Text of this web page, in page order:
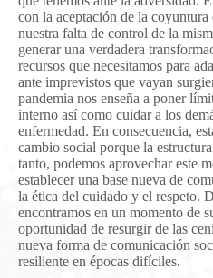
con la aceptación de la
nuestra falta de control de la
generar una verdadera
recursos que necesitamos para
ante imprevistos que vayan
pandemia nos enseña a poner
interno así como cuidar a los
enfermedad. En consecuencia,
cambio social porque la
tanto, podemos aprovechar este
establecer una base nueva de
la ética del cuidado y el respeto.
encontramos en un momento de
oportunidad de resurgir de las
nueva forma de comunicación
resiliente en épocas difíciles.